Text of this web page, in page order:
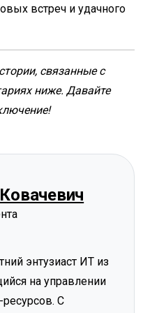
встреч и удачного
связанные с
ниже. Давайте
энтузиаст ИТ из
на управлении
С